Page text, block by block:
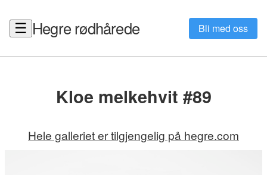
☰ Hegre rødhårede Bli med oss
Kloe melkehvit #89
Hele galleriet er tilgjengelig på hegre.com